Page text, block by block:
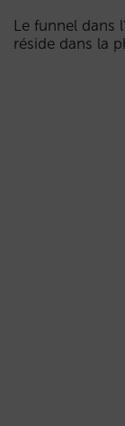
Le funnel dans
réside dans la